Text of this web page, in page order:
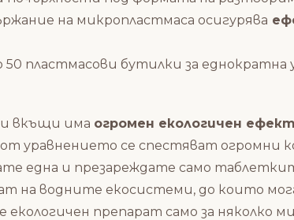
на микропластмаса осигурява
пластмасови бутилки за
вкъщи има огромен екологичен
уравнението се спестяват
една и презареждате само
на водните екосистеми, до които
препарат само за няколко